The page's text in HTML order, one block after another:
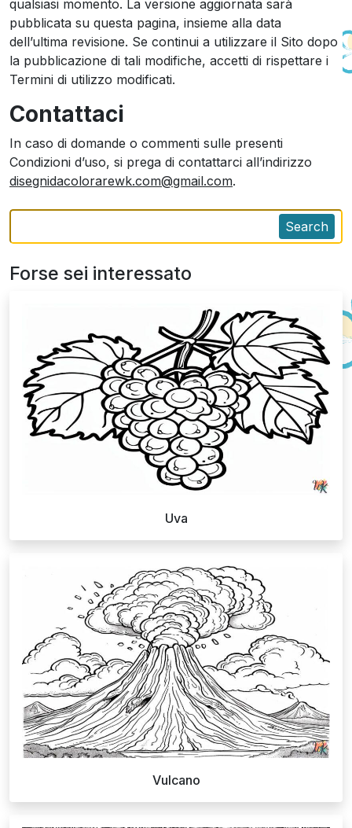
qualsiasi momento. La versione aggiornata sarà
pubblicata su questa pagina, insieme alla data
dell’ultima revisione. Se continui a utilizzare il Sito dopo
la pubblicazione di tali modifiche, accetti di rispettare i
Termini di utilizzo modificati.
Contattaci
In caso di domande o commenti sulle presenti
Condizioni d’uso, si prega di contattarci all’indirizzo
disegnidacolorarewk.com@gmail.com.
Search
Forse sei interessato
Uva
Vulcano
Make coloring easier and more fun with our app.
Get it on Google Play
Available on the App Store